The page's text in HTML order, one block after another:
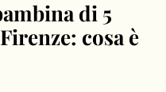
di 5
cosa è